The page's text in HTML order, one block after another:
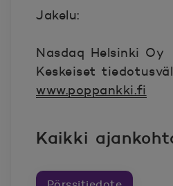
Jakelu:
Nasdaq Helsinki Oy
Keskeiset
www.poppankki.fi
Kaikki